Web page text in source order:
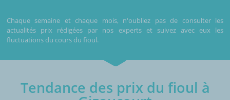
Chaque semaine et chaque mois, n'oubliez pas de consulter les
actualités prix rédigées par nos experts et suivez avec eux les
fluctuations du cours du fioul.
Tendance des prix du fioul à